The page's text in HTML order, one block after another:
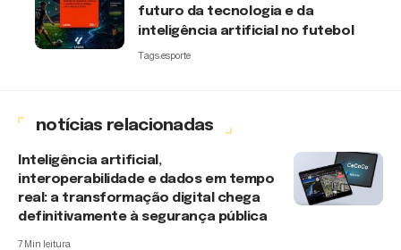
futuro da tecnologia e da
inteligência artificial no futebol
Tags:esporte
notícias relacionadas
Inteligência artificial,
interoperabilidade e dados em tempo
real: a transformação digital chega
definitivamente à segurança pública
7 Min leitura